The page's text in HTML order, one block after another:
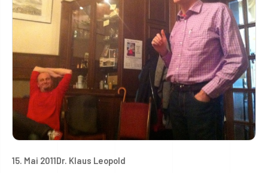
15. Mai 2011Dr. Klaus Leopold